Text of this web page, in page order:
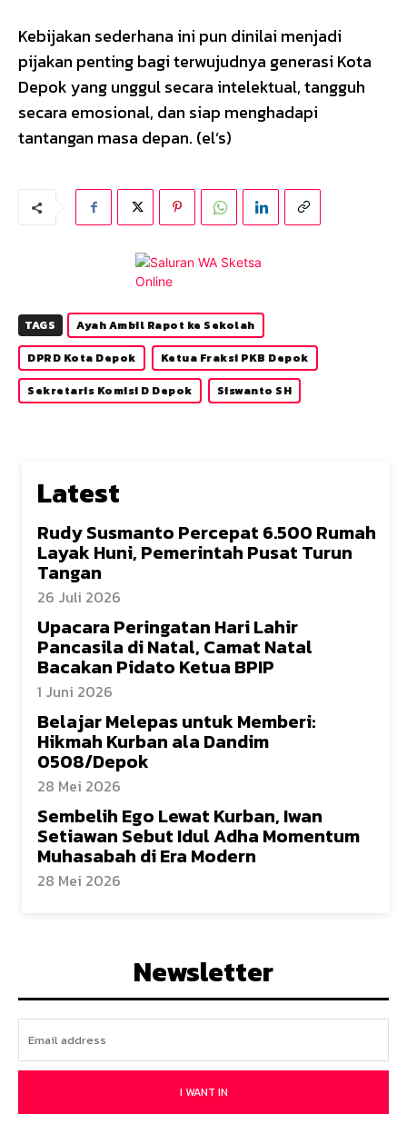
Kebijakan sederhana ini pun dinilai menjadi
pijakan penting bagi terwujudnya generasi Kota
Depok yang unggul secara intelektual, tangguh
secara emosional, dan siap menghadapi
tantangan masa depan. (el’s)
TAGS
Ayah Ambil Rapot ke Sekolah
DPRD Kota Depok
Ketua Fraksi PKB Depok
Sekretaris Komisi D Depok
Siswanto SH
Latest
Rudy Susmanto Percepat 6.500 Rumah
Layak Huni, Pemerintah Pusat Turun
Tangan
26 Juli 2026
Upacara Peringatan Hari Lahir
Pancasila di Natal, Camat Natal
Bacakan Pidato Ketua BPIP
1 Juni 2026
Belajar Melepas untuk Memberi:
Hikmah Kurban ala Dandim
0508/Depok
28 Mei 2026
Sembelih Ego Lewat Kurban, Iwan
Setiawan Sebut Idul Adha Momentum
Muhasabah di Era Modern
28 Mei 2026
Newsletter
I WANT IN